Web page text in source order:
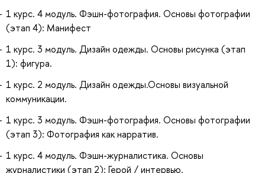
1 курс. 4 модуль. Фэшн-фотография. Основы фотографии
(этап 4): Манифест
1 курс. 3 модуль. Дизайн одежды. Основы рисунка (этап
1): фигура.
1 курс. 2 модуль. Дизайн одежды.Основы визуальной
коммуникации.
1 курс. 3 модуль. Фэшн-фотография. Основы фотографии
(этап 3): Фотография как нарратив.
1 курс. 4 модуль. Фэшн-журналистика. Основы
журналистики (этап 2): Герой / интервью.